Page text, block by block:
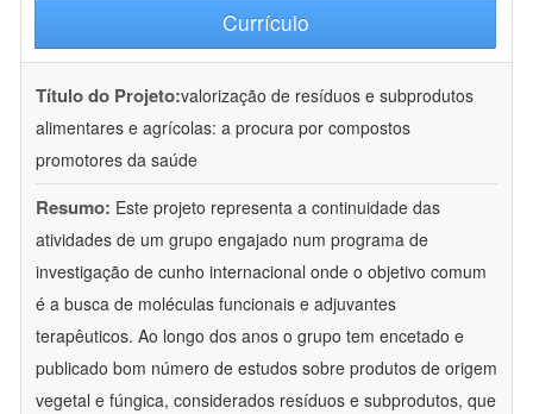
Currículo
Título do Projeto:valorização de resíduos e subprodutos
alimentares e agrícolas: a procura por compostos
promotores da saúde
Resumo: Este projeto representa a continuidade das
atividades de um grupo engajado num programa de
investigação de cunho internacional onde o objetivo comum
é a busca de moléculas funcionais e adjuvantes
terapêuticos. Ao longo dos anos o grupo tem encetado e
publicado bom número de estudos sobre produtos de origem
vegetal e fúngica, considerados resíduos e subprodutos, que